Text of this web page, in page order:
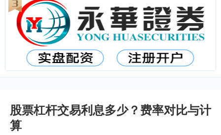
股票杠杆交易利息多少？费率对比与计
算